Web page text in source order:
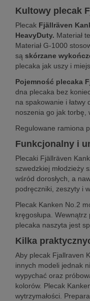
Kultowy plecak
Plecak Fjällräven
HeavyDuty. Materiał
Materiał G-1000
są skórzane
plecaka jak uszy i
Pojemność plecaka
dna plecaka bez
na spakowanie i
noszenia go jak torbę,
Regulowane ramiona
Funkcjonalny i
Plecaki Fjällräven
szwedzkiej młodzieży
wśród dorosłych, a
podręczniki, zeszyty i
Plecak Kanken No.2
kręgosłupa.
plecaka naszyta jest
Kilka
Aby plecak Fjallraven
innych modeli jednak
wypychać oraz
kolorów. Plecak
wytrzymałości.